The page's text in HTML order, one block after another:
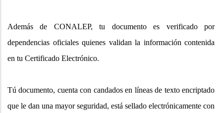
Además de CONALEP, tu documento es verificado por
dependencias oficiales quienes validan la información contenida
en tu Certificado Electrónico.
Tú documento, cuenta con candados en líneas de texto encriptado
que le dan una mayor seguridad, está sellado electrónicamente con